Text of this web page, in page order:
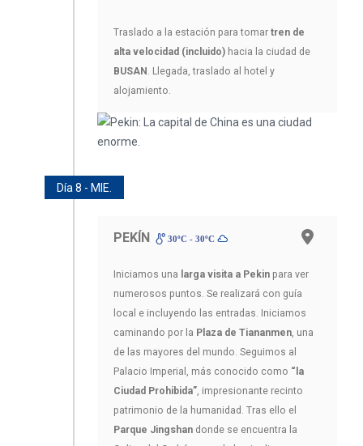
Traslado a la estación para tomar tren de
alta velocidad (incluido) hacia la ciudad de
BUSAN . Llegada, traslado al hotel y
alojamiento.
Día 8 - MIE.
PEKÍN 30ºC - 30ºC
Iniciamos una larga visita a Pekin para ver
numerosos puntos. Se realizará con guía
local e incluyendo las entradas. Iniciamos
caminando por la Plaza de Tiananmen, una
de las mayores del mundo. Seguimos al
Palacio Imperial, más conocido como “la
Ciudad Prohibida”, impresionante recinto
patrimonio de la humanidad. Tras ello el
Parque Jingshan donde se encuentra la